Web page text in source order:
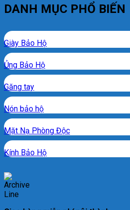
DANH MỤC PHỔ BIẾN
Giày Bảo Hộ
Ủng Bảo Hộ
Găng tay
Nón bảo hộ
Mặt Nạ Phòng Độc
Kính Bảo Hộ